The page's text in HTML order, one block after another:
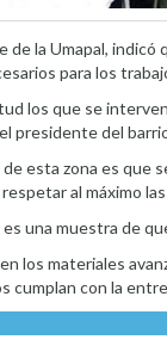
de la Umapal,
para los
los que se
presidente del
esta zona es que
al máximo
una muestra de
los materiales
cumplan con la